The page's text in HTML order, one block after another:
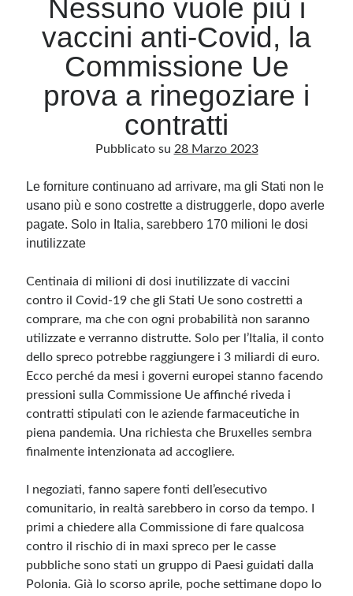
Archivio
Questo blog non rappresenta una testata giornalistica, in quanto viene aggiornato
senza alcuna periodicità. Non può pertanto considerarsi un prodotto editoriale ai
sensi della legge n· 62 del 7.03.2001. L’autore non è responsabile di quanto
razzisti o che contengano dati personali non conformi al rispetto delle norme sulla
privacy. Alcune immagini inserite in questo blog sono tratte da Internet e, pertanto,
considerate di pubblico dominio. Qualora la loro pubblicazione violasse eventuali
diritti d’autore, vi invito a comunicarlo via e-mail a info[at]dinovalle.it e saranno
immediatamente rimosse. L’autore del blog non è responsabile dei siti collegati
Meta
Accedi
Feed dei contenuti
Feed dei commenti
Nessuno vuole più i
vaccini anti-Covid, la
Commissione Ue
prova a rinegoziare i
contratti
Pubblicato su 28 Marzo 2023
Le forniture continuano ad arrivare, ma gli Stati non le
usano più e sono costrette a distruggerle, dopo averle
pagate. Solo in Italia, sarebbero 170 milioni le dosi
inutilizzate
Centinaia di milioni di dosi inutilizzate di vaccini
contro il Covid-19 che gli Stati Ue sono costretti a
comprare, ma che con ogni probabilità non saranno
utilizzate e verranno distrutte. Solo per l’Italia, il conto
dello spreco potrebbe raggiungere i 3 miliardi di euro.
Ecco perché da mesi i governi europei stanno facendo
pressioni sulla Commissione Ue affinché riveda i
contratti stipulati con le aziende farmaceutiche in
piena pandemia. Una richiesta che Bruxelles sembra
finalmente intenzionata ad accogliere.
I negoziati, fanno sapere fonti dell’esecutivo
comunitario, in realtà sarebbero in corso da tempo. I
primi a chiedere alla Commissione di fare qualcosa
contro il rischio di in maxi spreco per le casse
pubbliche sono stati un gruppo di Paesi guidati dalla
Polonia. Già lo scorso aprile, poche settimane dopo lo